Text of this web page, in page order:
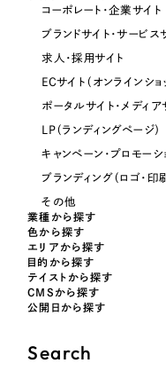
イエロー・黄色
グリーン・緑色
ブルー・青色
パープル・紫色
ピンク・桃色
コーポレート・企業サイト
ブランドサイト・サービス
求人・採用サイト
ECサイト（オンラインショ
ポータルサイト・メディア
LP（ランディングページ）
キャンペーン・プロモーシ
ブランディング（ロゴ・印
その他
業種から探す
色から探す
エリアから探す
目的から探す
テイストから探す
CMSから探す
公開日から探す
Search